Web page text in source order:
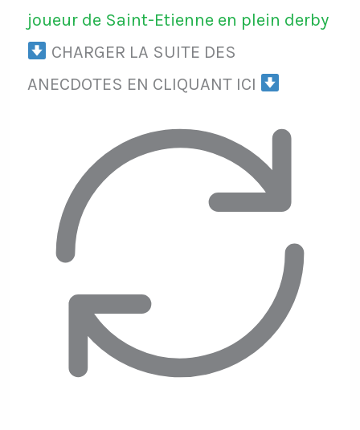
joueur de Saint-Etienne en plein derby
CHARGER LA SUITE DES
ANECDOTES EN CLIQUANT ICI